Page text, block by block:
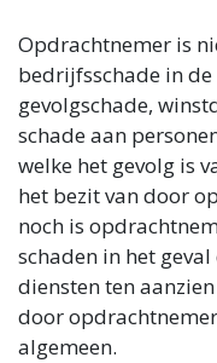
Opdrachtnemer is
bedrijfsschade in
gevolgschade,
schade aan
welke het gevolg is
het bezit van door
noch is
schaden in het
diensten ten
door
algemeen.